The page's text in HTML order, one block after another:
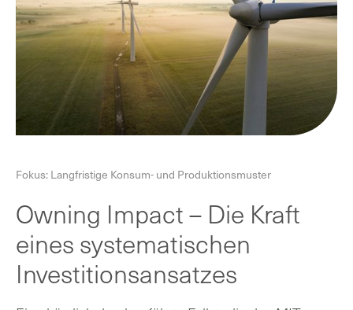
Fokus: Langfristige Konsum- und Produktionsmuster
Owning Impact – Die Kraft
eines systematischen
Investitionsansatzes